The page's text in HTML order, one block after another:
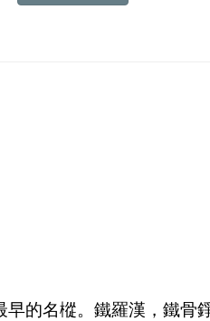
的名樅。鐵羅漢，鐵骨